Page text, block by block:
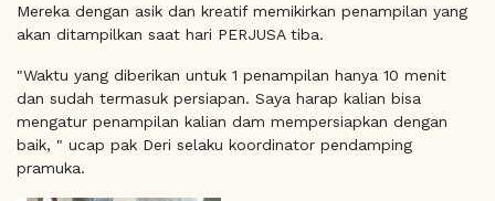
Mereka dengan asik dan kreatif memikirkan penampilan yang
akan ditampilkan saat hari PERJUSA tiba.
"Waktu yang diberikan untuk 1 penampilan hanya 10 menit
dan sudah termasuk persiapan. Saya harap kalian bisa
mengatur penampilan kalian dam mempersiapkan dengan
baik, " ucap pak Deri selaku koordinator pendamping
pramuka.